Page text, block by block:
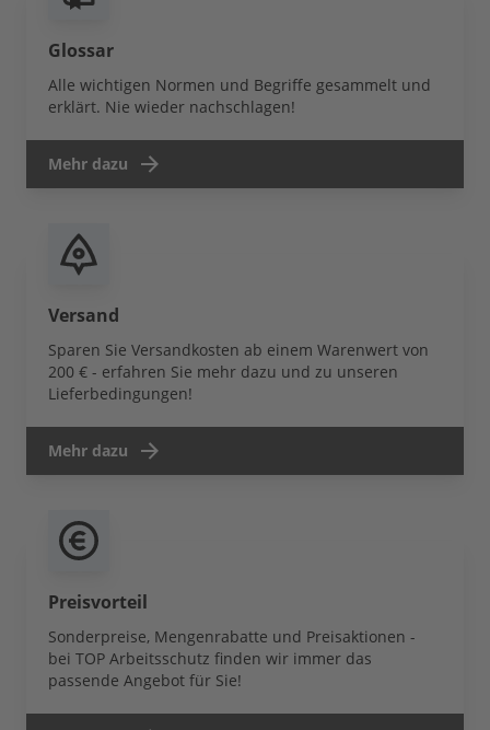
Glossar
Alle wichtigen Normen und Begriffe gesammelt und
erklärt. Nie wieder nachschlagen!
Mehr dazu
Versand
Sparen Sie Versandkosten ab einem Warenwert von
200 € - erfahren Sie mehr dazu und zu unseren
Lieferbedingungen!
Mehr dazu
Preisvorteil
Sonderpreise, Mengenrabatte und Preisaktionen -
bei TOP Arbeitsschutz finden wir immer das
passende Angebot für Sie!